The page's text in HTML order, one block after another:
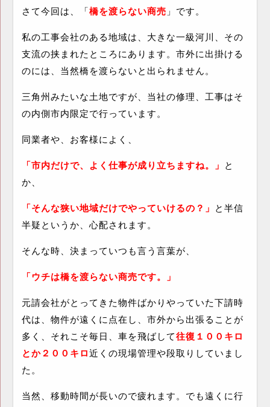
さて今回は、「 橋を渡らない商売 」です。
私の工事会社のある地域は、大きな一級河川、その
支流の挟まれたところにあります。市外に出掛ける
のには、当然橋を渡らないと出られません。
三角州みたいな土地ですが、当社の修理、工事はそ
の内側市内限定で行っています。
同業者や、お客様によく、
「市内だけで、よく仕事が成り立ちますね。」
と
か、
「そんな狭い地域だけでやっていけるの？」
と半信
半疑というか、心配されます。
そんな時、決まっていつも言う言葉が、
「ウチは橋を渡らない商売です。」
元請会社がとってきた物件ばかりやっていた下請時
代は、物件が遠くに点在し、市外から出張ることが
多く、それこそ毎日、車を飛ばして往復１００キロ
とか２００キロ近くの現場管理や段取りしていまし
た。
当然、移動時間が長いので疲れます。でも遠くに行